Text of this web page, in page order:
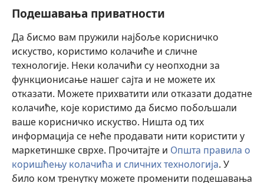
Подешавања приватности
Да бисмо вам пружили најбоље корисничко
искуство, користимо колачиће и сличне
технологије. Неки колачићи су неопходни за
функционисање нашег сајта и не можете их
отказати. Можете прихватити или отказати додатне
колачиће, које користимо да бисмо побољшали
ваше корисничко искуство. Ништа од тих
информација се неће продавати нити користити у
маркетиншке сврхе. Прочитајте и Општа правила о
коришћењу колачића и сличних технологија. У
било ком тренутку можете променити подешавања
За пацијенте: Увек се консултујте с вашим лекаром или другим
стањем и лечењем. Ако сматрате да имате здравствених проблема,
обратите се лекару.
Коришћење овог веб-сајта прописано је правилима коришћења.
Подешавање изгледа
Copyright© 2026 Watch Tower Bible and Tract Society of Pennsylvania.